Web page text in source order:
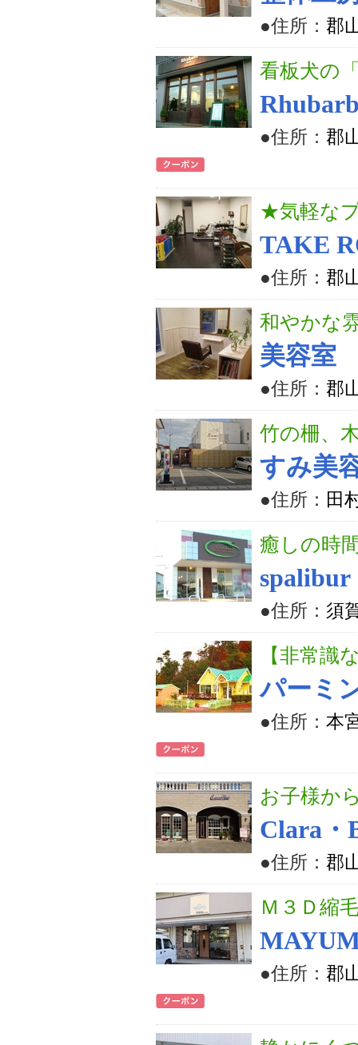
●住所： 郡
看板犬の
●住所： 郡
★気軽な
TAKE
●住所： 郡
和やかな
美容室
●住所： 郡
竹の柵、
すみ美
●住所： 田
癒しの時
spalibur
●住所： 須
【非常識
パーミ
●住所： 本
お子様か
Clara・
●住所： 郡
Ｍ３Ｄ縮
●住所： 郡